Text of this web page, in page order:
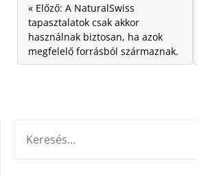
« Előző: A NaturalSwiss
tapasztalatok csak akkor
használnak biztosan, ha azok
megfelelő forrásból származnak.